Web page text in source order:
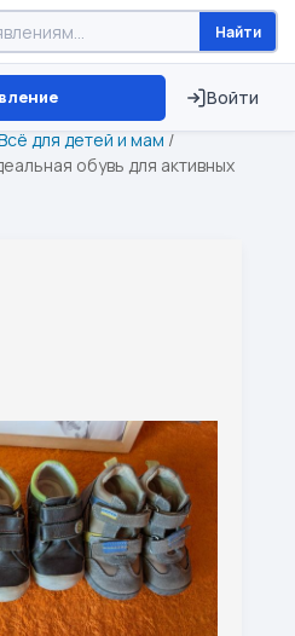
Найти
Войти
⏱ ТОЛЬКО 15 ДНЕЙ
для детей и мам /
обувь для активных